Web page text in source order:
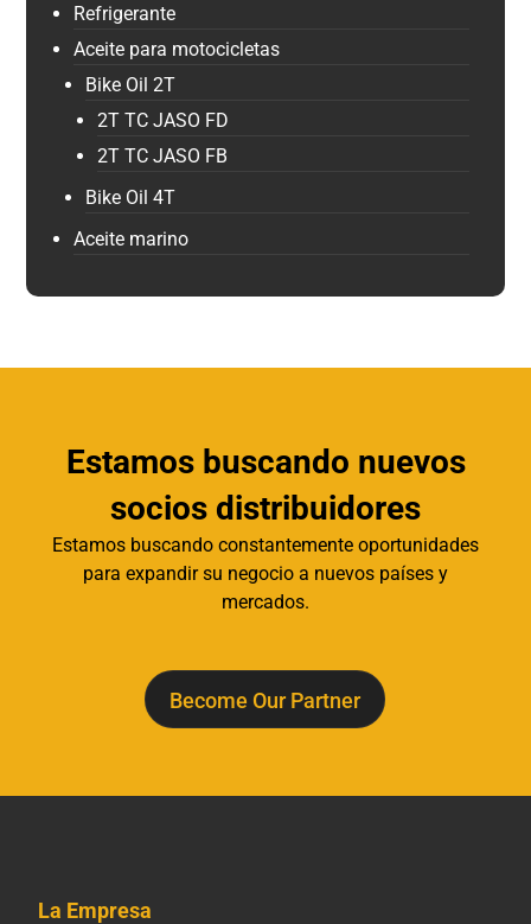
Refrigerante
Aceite para motocicletas
Bike Oil 2T
2T TC JASO FD
2T TC JASO FB
Bike Oil 4T
Aceite marino
Estamos buscando nuevos
socios distribuidores
Estamos buscando constantemente oportunidades
para expandir su negocio a nuevos países y
mercados.
Become Our Partner
La Empresa